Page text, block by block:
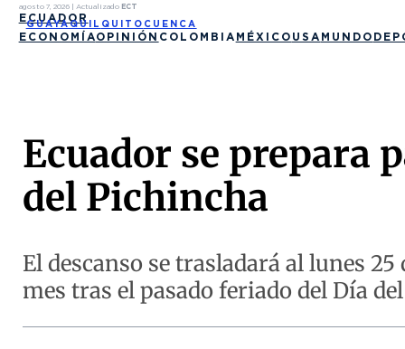
agosto 7, 2026| Actualizado ECT
ECUADOR
GUAYAQUIL QUITO CUENCA
ECONOMÍAOPINIÓN COLOMBIA MÉXICO USA MUNDO
Ecuador se prepara
del Pichincha
El descanso se trasladará al lunes
mes tras el pasado feriado del Día